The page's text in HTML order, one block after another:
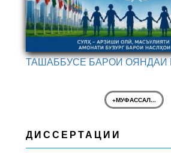
ТАШАББУСЕ БАРОИ
+МУФАССАЛ...
ДИССЕРТАЦИИ